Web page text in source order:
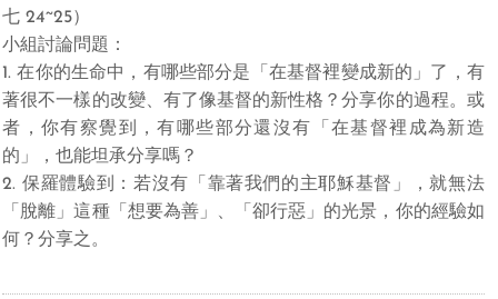
七 24~25）
小組討論問題：
1. 在你的生命中，有哪些部分是「在基督裡變成新的」了，有
著很不一樣的改變、有了像基督的新性格？分享你的過程。或
者，你有察覺到，有哪些部分還沒有「在基督裡成為新造
的」，也能坦承分享嗎？
2. 保羅體驗到：若沒有「靠著我們的主耶穌基督」，就無法
「脫離」這種「想要為善」、「卻行惡」的光景，你的經驗如
何？分享之。